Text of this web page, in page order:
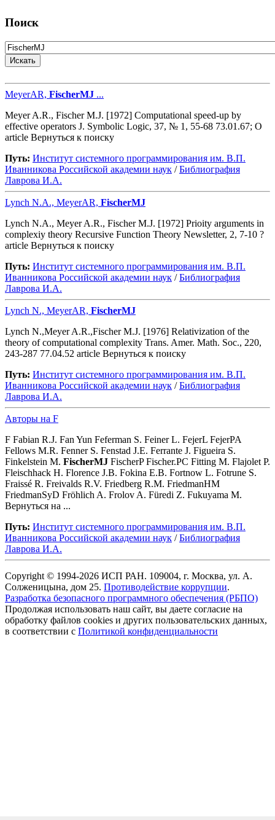
Поиск
MeyerAR, FischerMJ ...
Meyer A.R., Fischer M.J. [1972] Computational speed-up by
effective operators J. Symbolic Logic, 37, № 1, 55-68 73.01.67; O
article Вернуться к поиску
Путь: Институт системного программирования им. В.П.
Иванникова Роcсийской академии наук /Библиография
Лаврова И.А.
Lynch N.A., MeyerAR, FischerMJ
Lynch N.A., Meyer A.R., Fischer M.J. [1972] Prioity arguments in
complexiy theory Recursive Function Theory Newsletter, 2, 7-10 ?
article Вернуться к поиску
Путь: Институт системного программирования им. В.П.
Иванникова Роcсийской академии наук /Библиография
Лаврова И.А.
Lynch N., MeyerAR, FischerMJ
Lynch N.,Meyer A.R.,Fischer M.J. [1976] Relativization of the
theory of computational complexity Trans. Amer. Math. Soc., 220,
243-287 77.04.52 article Вернуться к поиску
Путь: Институт системного программирования им. В.П.
Иванникова Роcсийской академии наук /Библиография
Лаврова И.А.
Авторы на F
F Fabian R.J. Fan Yun Feferman S. Feiner L. FejerL FejerPA
Fellows M.R. Fenner S. Fenstad J.E. Ferrante J. Figueira S.
Finkelstein M. FischerMJ FischerP Fischer.PC Fitting M. Flajolet P.
Fleischhack H. Florence J.B. Fokina E.B. Fortnow L. Fotrune S.
Fraissé R. Freivalds R.V. Friedberg R.M. FriedmanHM
FriedmanSyD Fröhlich A. Frolov A. Füredi Z. Fukuyama M.
Вернуться на ...
Путь: Институт системного программирования им. В.П.
Иванникова Роcсийской академии наук /Библиография
Лаврова И.А.
Copyright © 1994-2026 ИСП РАН. 109004, г. Москва, ул. А.
Солженицына, дом 25. Противодействие коррупции.
Разработка безопасного программного обеспечения (РБПО)
Продолжая использовать наш сайт, вы даете согласие на
обработку файлов cookies и других пользовательских данных,
в соответствии с Политикой конфиденциальности